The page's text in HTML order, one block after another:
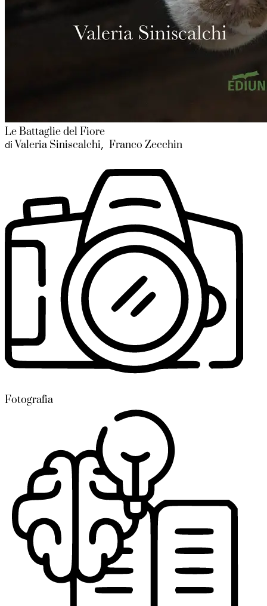
Le Battaglie del Fiore
di Valeria Siniscalchi, Franco Zecchin
Fotografia